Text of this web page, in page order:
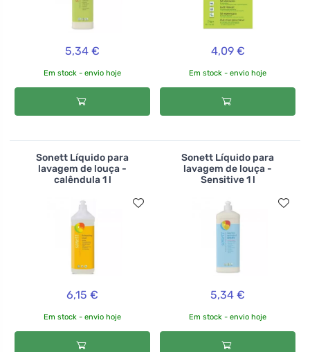
5,34 €
Em stock - envio hoje
4,09 €
Em stock - envio hoje
Sonett Líquido para
lavagem de louça -
calêndula 1 l
6,15 €
Em stock - envio hoje
Sonett Líquido para
lavagem de louça -
Sensitive 1 l
5,34 €
Em stock - envio hoje